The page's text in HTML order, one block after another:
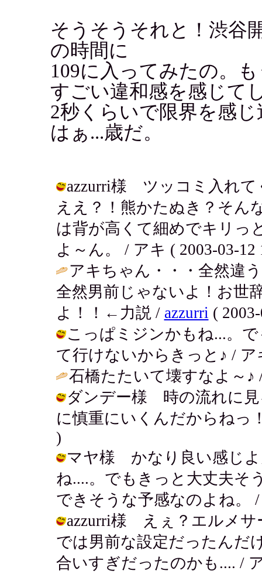
そうそうそれと！渋谷
の時間に
109に入ってみたの。
すごい違和感を感じて
2秒くらいで限界を感
はぁ...歳だ。
azzurri様 ツッコミ入れて
ええ？！熊かたぬき？そん
は背が高くて細めでキリっ
よ～ん。 / アキ ( 2003-03-12
アキちゃん・・・全然違
全然男前じゃないよ！お世
よ！！←力説 / azzurri (
こっぱミジンかもね...。
て行けないからきっと♪ / ア
石橋たたいて壊すなよ～♪
ダンデー様 時の流れに見
に慎重にいくんだからねっ
)
マヤ様 かなり良い感じよ
ね....。でもきっと大丈夫そ
できそうな予感なのよね。 /
azzurri様 えぇ？エルメサ
では男前な設定だったんだ
合いすぎだったのかも.... /